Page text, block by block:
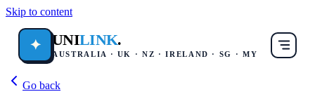
Skip to content
✦ UNILINK.
AUSTRALIA · UK · NZ · IRELAND · SG · MY
Go back